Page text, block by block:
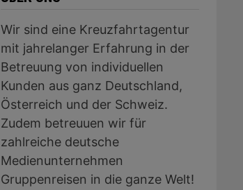
Wir sind eine Kreuzfahrtagentur
mit jahrelanger Erfahrung in der
Betreuung von individuellen
Kunden aus ganz Deutschland,
Österreich und der Schweiz.
Zudem betreuuen wir für
zahlreiche deutsche
Medienunternehmen
Gruppenreisen in die ganze Welt!